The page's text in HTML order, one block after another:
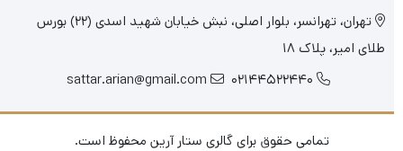
تهران، تهرانسر، بلوار اصلی، نبش خیابان شهید اسدی (22) بورس
طلای امیر، پلاک 18
02144522440
sattar.arian@gmail.com
تمامی حقوق برای گالری ستار آرین محفوظ است.